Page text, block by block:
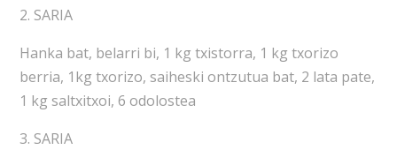
2. SARIA
Hanka bat, belarri bi, 1 kg txistorra, 1 kg txorizo
berria, 1kg txorizo, saiheski ontzutua bat, 2 lata pate,
1 kg saltxitxoi, 6 odolostea
3. SARIA